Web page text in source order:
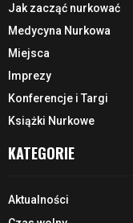
Jak zacząć nurkować
Medycyna Nurkowa
Miejsca
Imprezy
Konferencje i Targi
Książki Nurkowe
KATEGORIE
Aktualności